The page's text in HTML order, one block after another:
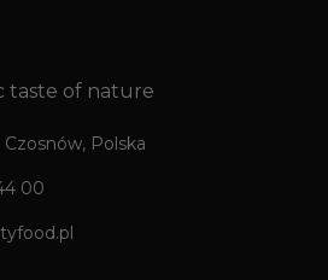
taste of nature
Czosnów, Polska
00